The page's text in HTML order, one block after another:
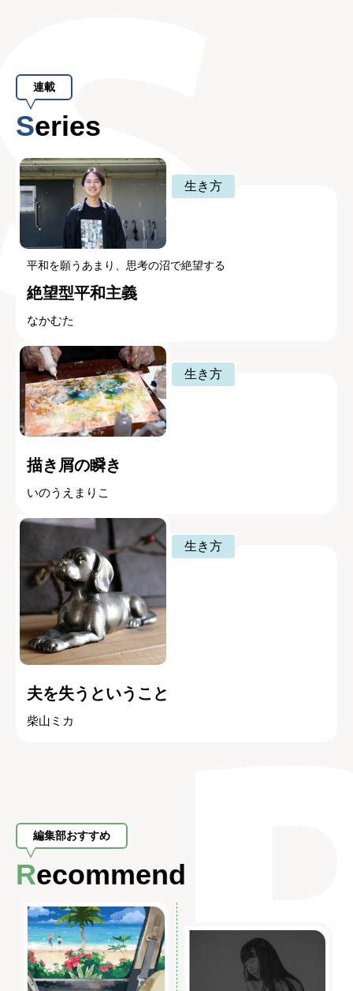
連載
Series
生き方
平和を願うあまり、思考の沼で絶望する
絶望型平和主義
なかむた
生き方
描き屑の瞬き
いのうえまりこ
生き方
夫を失うということ
柴山ミカ
編集部おすすめ
Recommend